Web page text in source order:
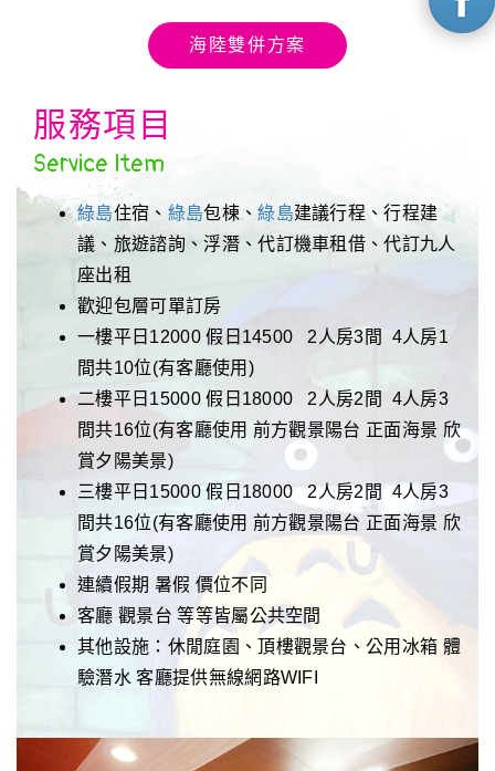
海陸雙併方案
服務項目
Service Item
綠島住宿、 綠島包棟、綠島建議行程、行程建
議、旅遊諮詢、浮潛、代訂機車租借、代訂九人
座出租
歡迎包層可單訂房
一樓平日12000 假日14500 2人房3間 4人房1
間共10位(有客廳使用)
二樓平日15000 假日 18000 2人房2 間 4人房3
間共16位(有客廳使用 前方觀景陽台 正面海景 欣
賞夕陽美景)
三樓平日15000 假日 180002人房2 間 4人房3
間共16位(有客廳使用 前方觀景陽台 正面海景 欣
賞夕陽美景)
連續假期 暑假 價位不同
客廳 觀景台 等等皆屬公共空間
其他設施：休閒庭園、頂樓觀景台、公用冰箱 體
驗潛水 客廳提供無線網路WIFI